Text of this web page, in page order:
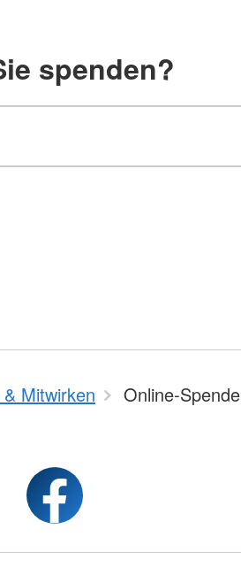
spenden?
Mitwirken Online-Spende